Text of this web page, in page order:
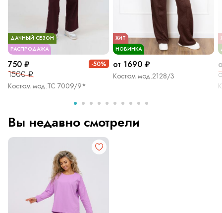
ДАЧНЫЙ СЕЗОН
РАСПРОДАЖА
750 ₽
1500 ₽
-50%
Костюм мод.ТС 7009/9*
ХИТ
НОВИНКА
от 1690 ₽
Костюм мод.2128/3
Вы недавно смотрели